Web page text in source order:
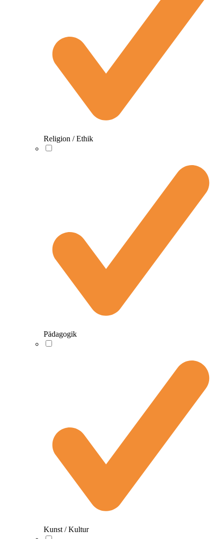
Religion / Ethik
Pädagogik
Kunst / Kultur